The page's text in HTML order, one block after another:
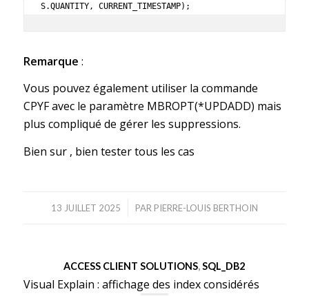
S.QUANTITY, CURRENT_TIMESTAMP);
Remarque :
Vous pouvez également utiliser la commande
CPYF avec le paramètre MBROPT(*UPDADD) mais
plus compliqué de gérer les suppressions.
Bien sur , bien tester tous les cas
13 JUILLET 2025
/ PAR PIERRE-LOUIS BERTHOIN
ACCESS CLIENT SOLUTIONS,SQL_DB2
Visual Explain : affichage des index considérés